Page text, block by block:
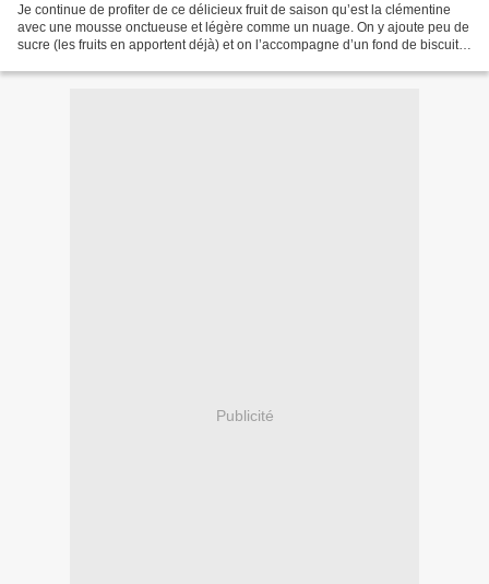
Je continue de profiter de ce délicieux fruit de saison qu’est la clémentine
avec une mousse onctueuse et légère comme un nuage. On y ajoute peu de
sucre (les fruits en apportent déjà) et on l’accompagne d’un fond de biscuit
Publicité